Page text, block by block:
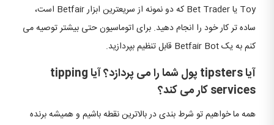
Toy یا Bet Trader که دو نمونه از سریعترین ابزار Betfair است،
ساده تر کار خود را انجام دهید. برای اتوماسیون حتی بیشتر توصیه می
کنم به یک Betfair Bot قابل تنظیم بپردازید.
آیا tipsters پول شما را می پردازد؟ آیا tipping
services کار می کند؟
همه ما خواهیم تو شرط بندی در بالاترین نقطه باشیم و همیشه برنده